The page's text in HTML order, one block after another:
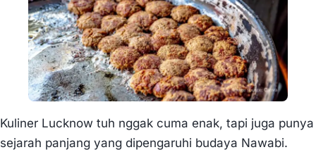
Kuliner Lucknow tuh nggak cuma enak, tapi juga punya
sejarah panjang yang dipengaruhi budaya Nawabi.